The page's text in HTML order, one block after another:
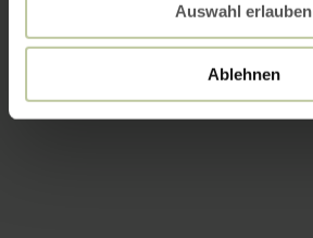
Auswahl erlauben
Ablehnen